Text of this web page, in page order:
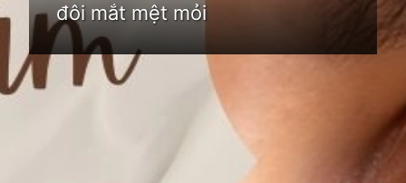
đôi mắt mệt mỏi